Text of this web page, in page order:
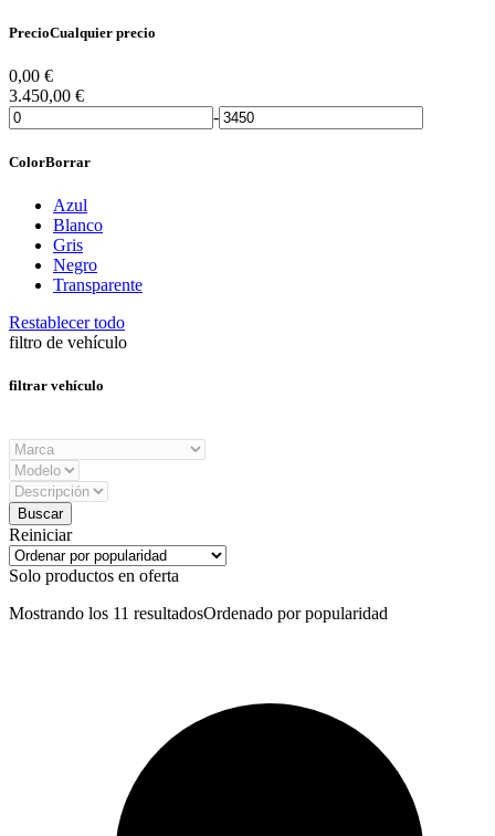
PrecioCualquier precio
0,00 €
3.450,00 €
-
ColorBorrar
Azul
Blanco
Gris
Negro
Transparente
Restablecer todo
filtro de vehículo
filtrar vehículo
Reiniciar
Solo productos en oferta
Mostrando los 11 resultadosOrdenado por popularidad